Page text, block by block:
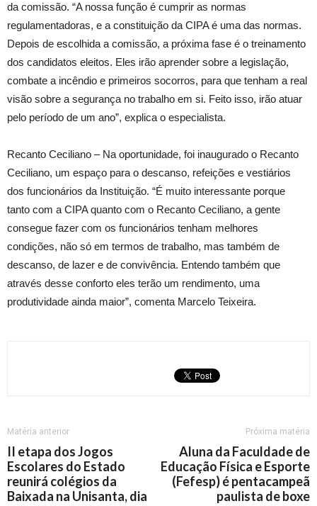
da comissão. “A nossa função é cumprir as normas
regulamentadoras, e a constituição da CIPA é uma das normas.
Depois de escolhida a comissão, a próxima fase é o treinamento
dos candidatos eleitos. Eles irão aprender sobre a legislação,
combate a incêndio e primeiros socorros, para que tenham a real
visão sobre a segurança no trabalho em si. Feito isso, irão atuar
pelo período de um ano”, explica o especialista.
Recanto Ceciliano – Na oportunidade, foi inaugurado o Recanto
Ceciliano, um espaço para o descanso, refeições e vestiários
dos funcionários da Instituição. “É muito interessante porque
tanto com a CIPA quanto com o Recanto Ceciliano, a gente
consegue fazer com os funcionários tenham melhores
condições, não só em termos de trabalho, mas também de
descanso, de lazer e de convivência. Entendo também que
através desse conforto eles terão um rendimento, uma
produtividade ainda maior”, comenta Marcelo Teixeira.
Matéria anterior
II etapa dos Jogos
Escolares do Estado
reunirá colégios da
Baixada na Unisanta, dia
Próxima matéria
Aluna da Faculdade de
Educação Física e Esporte
(Fefesp) é pentacampeã
paulista de boxe